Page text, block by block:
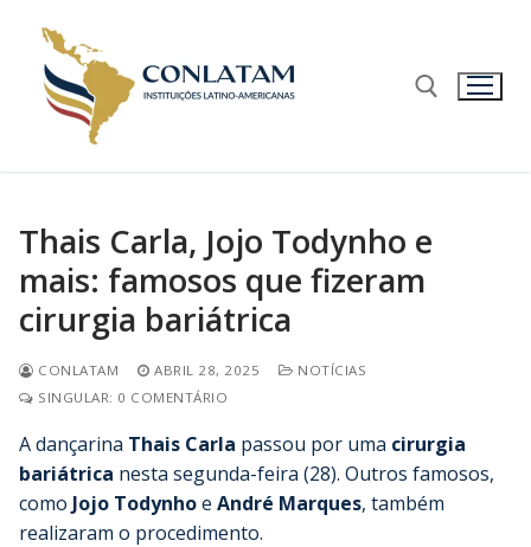
Thais Carla, Jojo Todynho e
mais: famosos que fizeram
cirurgia bariátrica
CONLATAM ABRIL 28, 2025
NOTÍCIAS
SINGULAR: 0 COMENTÁRIO
A dançarina Thais Carla passou por uma cirurgia
bariátrica nesta segunda-feira (28). Outros famosos,
como Jojo Todynhoe André Marques, também
realizaram o procedimento.